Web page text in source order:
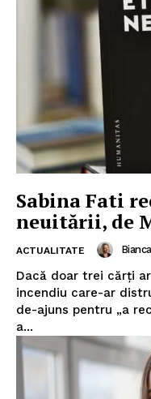
Sabina Fati
neuitării, de
ACTUALITATE
Dacă doar trei cărți
incendiu care-ar
de-ajuns pentru „a
a...